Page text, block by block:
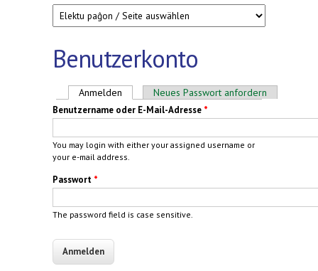
Benutzerkonto
Haupt-Reiter
Anmelden (aktiver Reiter)
Neues Passwort anfordern
Benutzername oder E-Mail-Adresse *
You may login with either your assigned username or
your e-mail address.
Passwort *
The password field is case sensitive.